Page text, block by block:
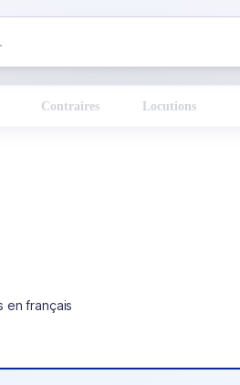
Contraires Locutions
en français